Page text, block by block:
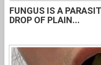
FUNGUS IS A
DROP OF PLAIN...